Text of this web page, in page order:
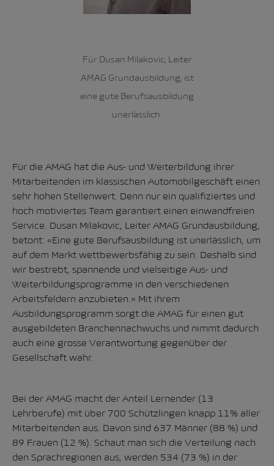
Für Dusan Milakovic, Leiter
AMAG Grundausbildung, ist
eine gute Berufsausbildung
unerlässlich.
Für die AMAG hat die Aus- und Weiterbildung ihrer
Mitarbeitenden im klassischen Automobilgeschäft einen
sehr hohen Stellenwert. Denn nur ein qualifiziertes und
hoch motiviertes Team garantiert einen einwandfreien
Service. Dusan Milakovic, Leiter AMAG Grundausbildung,
betont: «Eine gute Berufsausbildung ist unerlässlich, um
auf dem Markt wettbewerbsfähig zu sein. Deshalb sind
wir bestrebt, spannende und vielseitige Aus- und
Weiterbildungsprogramme in den verschiedenen
Arbeitsfeldern anzubieten.» Mit ihrem
Ausbildungsprogramm sorgt die AMAG für einen gut
ausgebildeten Branchennachwuchs und nimmt dadurch
auch eine grosse Verantwortung gegenüber der
Gesellschaft wahr.
Bei der AMAG macht der Anteil Lernender (13
Lehrberufe) mit über 700 Schützlingen knapp 11% aller
Mitarbeitenden aus. Davon sind 637 Männer (88 %) und
89 Frauen (12 %). Schaut man sich die Verteilung nach
den Sprachregionen aus, werden 534 (73 %) in der